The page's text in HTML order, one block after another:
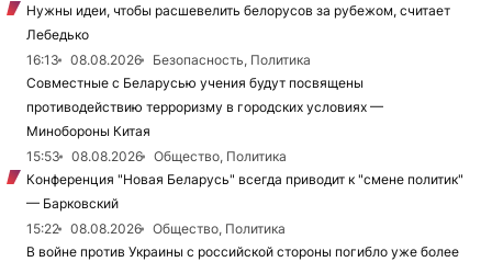
Нужны идеи, чтобы расшевелить белорусов за рубежом, считает
Лебедько
16:13
08.08.2026
Безопасность, Политика
Совместные с Беларусью учения будут посвящены
противодействию терроризму в городских условиях —
Минобороны Китая
15:53
08.08.2026
Общество, Политика
Конференция "Новая Беларусь" всегда приводит к "смене политик"
— Барковский
15:22
08.08.2026
Общество, Политика
В войне против Украины с российской стороны погибло уже более